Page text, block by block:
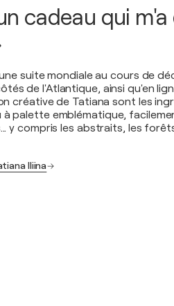
cadeau qui
suite mondiale au cours de
de l'Atlantique, ainsi qu'en
créative de Tatiana sont les
palette emblématique,
y compris les abstraits, les
Iliina